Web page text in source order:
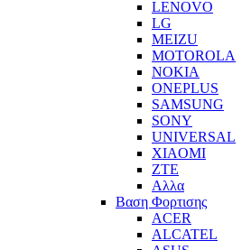
LENOVO
LG
MEIZU
MOTOROLA
NOKIA
ONEPLUS
SAMSUNG
SONY
UNIVERSAL
XIAOMI
ZTE
Αλλα
Βαση Φορτισης
ACER
ALCATEL